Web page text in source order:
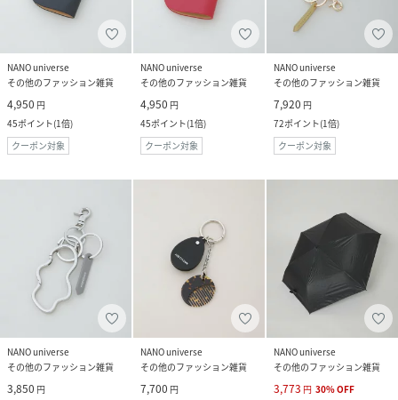
NANO universe
その他のファッション雑貨
4,950 円
45ポイント(1倍)
クーポン対象
NANO universe
その他のファッション雑貨
4,950 円
45ポイント(1倍)
クーポン対象
NANO universe
その他のファッション雑貨
7,920 円
72ポイント(1倍)
クーポン対象
NANO universe
その他のファッション雑貨
3,850 円
NANO universe
その他のファッション雑貨
7,700 円
NANO universe
その他のファッション雑貨
3,773 円 30%OFF